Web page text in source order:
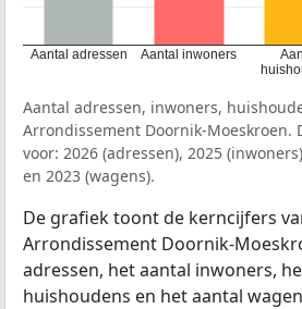
Aantal adressen Aantal inwoners
Aantal adressen, inwoners,
Arrondissement Doornik-Moeskroen.
voor: 2026 (adressen), 2025
en 2023 (wagens).
De grafiek toont de kerncijfers
Arrondissement Doornik-
adressen, het aantal inwoners,
huishoudens en het aantal